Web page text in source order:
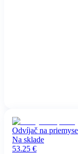
Odvíjač na
Na sklade
53.25 €